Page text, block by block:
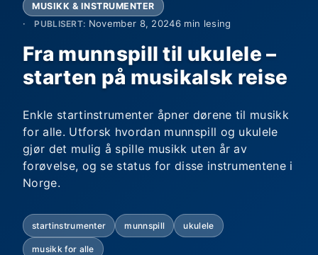
MUSIKK & INSTRUMENTER
PUBLISERT: November 8, 20246 min lesing
Fra munnspill til ukulele –
starten på musikalsk reise
Enkle startinstrumenter åpner dørene til musikk
for alle. Utforsk hvordan munnspill og ukulele
gjør det mulig å spille musikk uten år av
forøvelse, og se status for disse instrumentene i
Norge.
startinstrumenter munnspill ukulele
musikk for alle